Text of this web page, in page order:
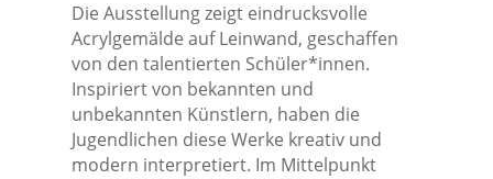
Die Ausstellung zeigt eindrucksvolle
Acrylgemälde auf Leinwand, geschaffen
von den talentierten Schüler*innen.
Inspiriert von bekannten und
unbekannten Künstlern, haben die
Jugendlichen diese Werke kreativ und
modern interpretiert. Im Mittelpunkt